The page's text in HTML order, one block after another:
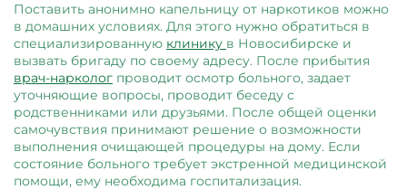
Поставить анонимно капельницу от наркотиков можно
в домашних условиях. Для этого нужно обратиться в
специализированную клинику в Новосибирске и
вызвать бригаду по своему адресу. После прибытия
врач-нарколог проводит осмотр больного, задает
уточняющие вопросы, проводит беседу с
родственниками или друзьями. После общей оценки
самочувствия принимают решение о возможности
выполнения очищающей процедуры на дому. Если
состояние больного требует экстренной медицинской
помощи, ему необходима госпитализация.